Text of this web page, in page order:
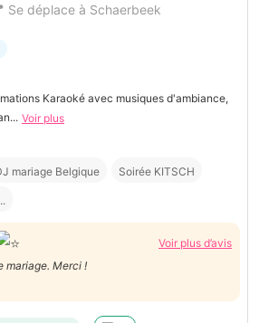
Se déplace à Schaerbeek
Karaoké avec musiques d'ambiance,
Voir plus
mariage Belgique Soirée KITSCH
Voir plus d’avis
mariage. Merci !